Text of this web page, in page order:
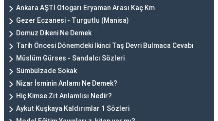
Ankara AŞTİ Otogarı Eryaman Arası Kaç Km
Gezer Eczanesi - Turgutlu (Manisa)
Domuz Dikeni Ne Demek
Tarih Öncesi Dönemdeki Ikinci Taş Devri Bulmaca Cevabı
Müslüm Gürses - Sandalcı Sözleri
Sümbülzade Sokak
Nizar İsminin Anlamı Ne Demek?
Hiç Kimse Zıt Anlamlısı Nedir?
Aykut Kuşkaya Kaldırımlar 1 Sözleri